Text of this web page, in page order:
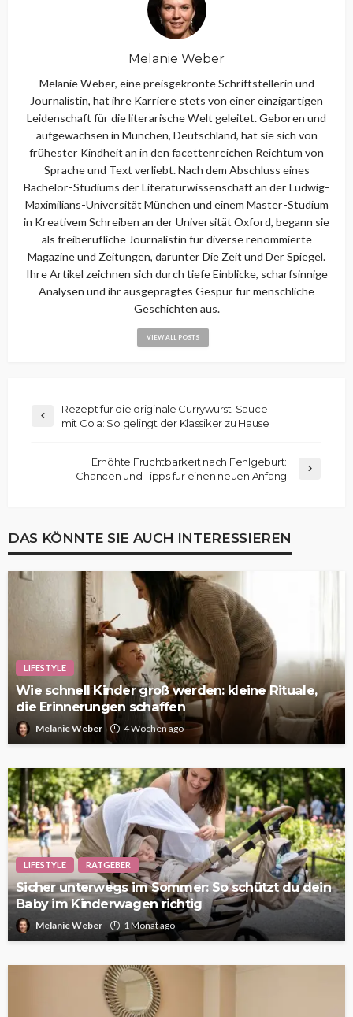
Melanie Weber
Melanie Weber, eine preisgekrönte Schriftstellerin und
Journalistin, hat ihre Karriere stets von einer einzigartigen
Leidenschaft für die literarische Welt geleitet. Geboren und
aufgewachsen in München, Deutschland, hat sie sich von
frühester Kindheit an in den facettenreichen Reichtum von
Sprache und Text verliebt. Nach dem Abschluss eines
Bachelor-Studiums der Literaturwissenschaft an der Ludwig-
Maximilians-Universität München und einem Master-Studium
in Kreativem Schreiben an der Universität Oxford, begann sie
als freiberufliche Journalistin für diverse renommierte
Magazine und Zeitungen, darunter Die Zeit und Der Spiegel.
Ihre Artikel zeichnen sich durch tiefe Einblicke, scharfsinnige
Analysen und ihr ausgeprägtes Gespür für menschliche
Geschichten aus.
VIEW ALL POSTS
Rezept für die originale Currywurst-Sauce
mit Cola: So gelingt der Klassiker zu Hause
Erhöhte Fruchtbarkeit nach Fehlgeburt:
Chancen und Tipps für einen neuen Anfang
DAS KÖNNTE SIE AUCH INTERESSIEREN
LIFESTYLE
Wie schnell Kinder groß werden: kleine Rituale,
die Erinnerungen schaffen
Melanie Weber 4 Wochen ago
LIFESTYLE RATGEBER
Sicher unterwegs im Sommer: So schützt du dein
Baby im Kinderwagen richtig
Melanie Weber 1 Monat ago